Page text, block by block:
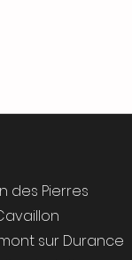
des Pierres
sur Durance